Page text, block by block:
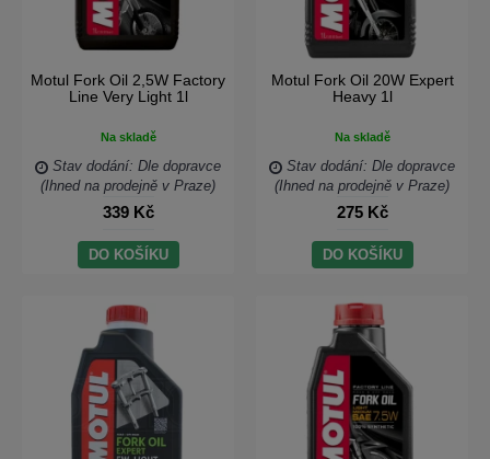
Motul Fork Oil 2,5W Factory
Line Very Light 1l
Na skladě
Stav dodání: Dle dopravce
(Ihned na prodejně v Praze)
339 Kč
DO KOŠÍKU
Motul Fork Oil 20W Expert
Heavy 1l
Na skladě
Stav dodání: Dle dopravce
(Ihned na prodejně v Praze)
275 Kč
DO KOŠÍKU